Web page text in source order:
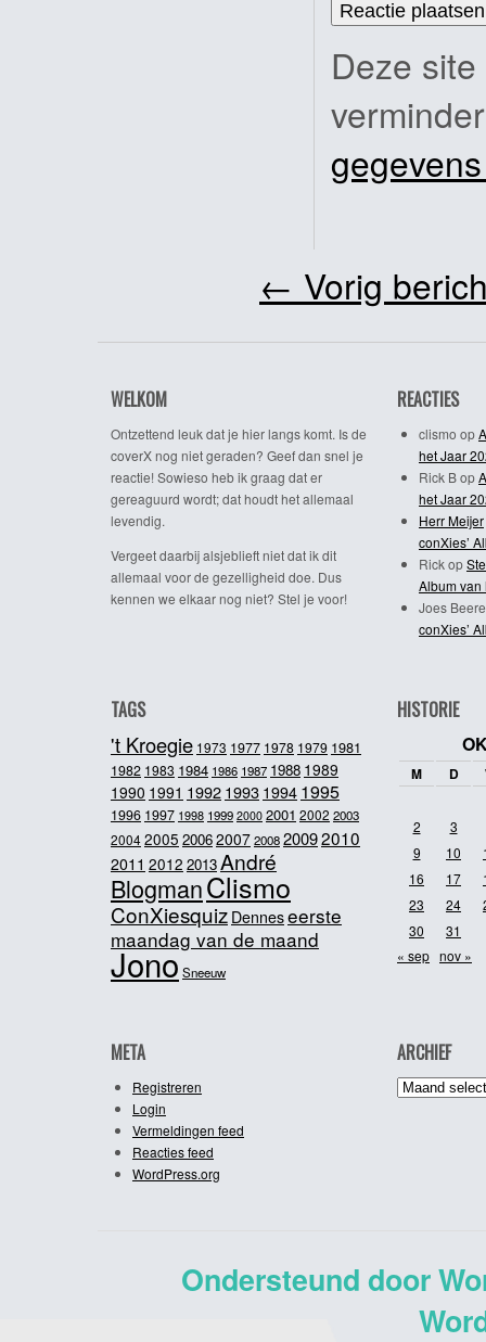
Deze
← Vorig
WELKOM
Ontzettend leuk dat je hier langs komt. Is de
coverX nog niet geraden? Geef dan snel je
reactie! Sowieso heb ik graag dat er
gereaguurd wordt; dat houdt het allemaal
levendig.
Vergeet daarbij alsjeblieft niet dat ik dit
allemaal voor de gezelligheid doe. Dus
kennen we elkaar nog niet? Stel je voor!
REACTIES
clismo op
het Jaar
Rick Bop
het Jaar
Herr Meijer
conXies’
Rickop
Album van
Joes
conXies’
TAGS
't Kroegie 1973 1977 1978 1979 1981
1982 1983 1984 1986 1987 1988 1989
1990 1991 19921993 1994 1995
1996 1997 1998 1999 2000 2001 2002 2003
20042005 20062007200820092010
2011 2012 2013André
BlogmanClismo
ConXiesquiz Denneseerste
maandag van de maand
JonoSneeuw
HISTORIE
M D
2
3
9
10
16
17
23
24
30
31
« sep nov »
META
Registreren
Login
Vermeldingen feed
Reacties feed
WordPress.org
ARCHIEF
Archief
Ondersteund door